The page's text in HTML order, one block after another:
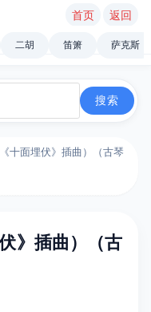
首页 返回
二胡 笛箫 萨克斯
十面埋伏》插曲）（古琴
》插曲）（古